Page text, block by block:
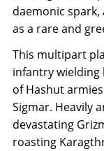
daemonic
as a rare and
This multipart
infantry wielding
of Hashut
Sigmar. Heavily
devastating
roasting